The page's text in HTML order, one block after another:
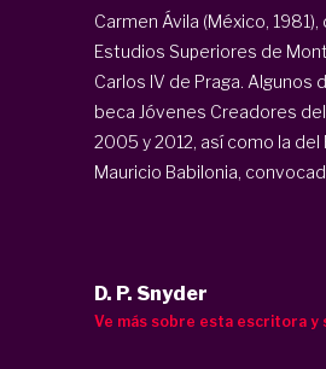
Carmen Ávila (México,
Estudios Superiores de
Carlos IV de Praga.
beca Jóvenes Creadores
2005 y 2012, así como la del
Mauricio Babilonia,
D. P. Snyder
Ve más sobre esta escritora y